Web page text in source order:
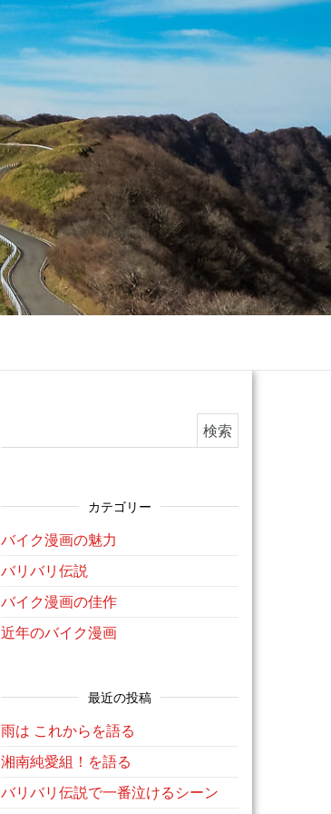
カテゴリー
バイク漫画の魅力
バリバリ伝説
バイク漫画の佳作
近年のバイク漫画
最近の投稿
雨は これからを語る
湘南純愛組！を語る
バリバリ伝説で一番泣けるシーン